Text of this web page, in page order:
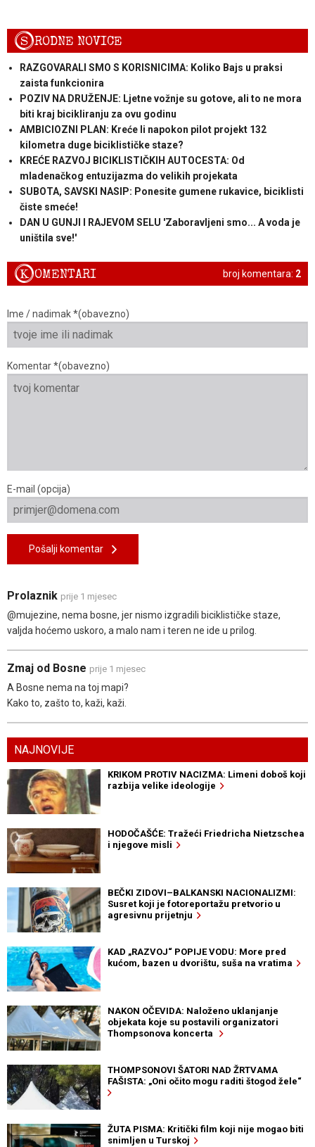
SRODNE NOVICE
RAZGOVARALI SMO S KORISNICIMA: Koliko Bajs u praksi
zaista funkcionira
POZIV NA DRUŽENJE: Ljetne vožnje su gotove, ali to ne mora
biti kraj bicikliranju za ovu godinu
AMBICIOZNI PLAN: Kreće li napokon pilot projekt 132
kilometra duge biciklističke staze?
KREĆE RAZVOJ BICIKLISTIČKIH AUTOCESTA: Od
mladenačkog entuzijazma do velikih projekata
SUBOTA, SAVSKI NASIP: Ponesite gumene rukavice, biciklisti
čiste smeće!
DAN U GUNJI I RAJEVOM SELU 'Zaboravljeni smo... A voda je
uništila sve!'
broj komentara: 2
KOMENTARI
Ime / nadimak *(obavezno)
Komentar *(obavezno)
E-mail (opcija)
Pošalji komentar
Prolaznik prije 1 mjesec
@mujezine, nema bosne, jer nismo izgradili biciklističke staze,
valjda hoćemo uskoro, a malo nam i teren ne ide u prilog.
Zmaj od Bosne prije 1 mjesec
A Bosne nema na toj mapi?
Kako to, zašto to, kaži, kaži.
NAJNOVIJE
KRIKOM PROTIV NACIZMA: Limeni doboš koji
razbija velike ideologije
HODOČAŠĆE: Tražeći Friedricha Nietzschea
i njegove misli
BEČKI ZIDOVI–BALKANSKI NACIONALIZMI:
Susret koji je fotoreportažu pretvorio u
agresivnu prijetnju
KAD „RAZVOJ“ POPIJE VODU: More pred
kućom, bazen u dvorištu, suša na vratima
NAKON OČEVIDA: Naloženo uklanjanje
objekata koje su postavili organizatori
Thompsonova koncerta
THOMPSONOVI ŠATORI NAD ŽRTVAMA
FAŠISTA: „Oni očito mogu raditi štogod žele“
ŽUTA PISMA: Kritički film koji nije mogao biti
snimljen u Turskoj